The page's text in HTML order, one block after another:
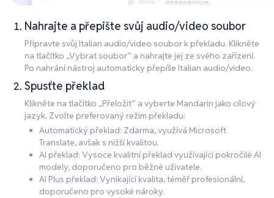
Nahrajte a přepište svůj audio/video soubor
Připravte svůj Italian audio/video soubor k překladu. Klikněte
na tlačítko „Vybrat soubor“ a nahrajte jej ze svého zařízení.
Po nahrání nástroj automaticky přepíše Italian audio/video.
Spusťte překlad
Klikněte na tlačítko „Přeložit“ a vyberte Mandarin jako cílový
jazyk. Zvolte preferovaný režim překladu:
Automatický překlad: Zdarma, využívá Microsoft
Translate, avšak s nižší kvalitou.
AI překlad: Vysoce kvalitní překlad využívající pokročilé AI
modely, doporučeno pro běžné uživatele.
AI Plus překlad: Vynikající kvalita, téměř profesionální,
doporučeno pro vysoké nároky.